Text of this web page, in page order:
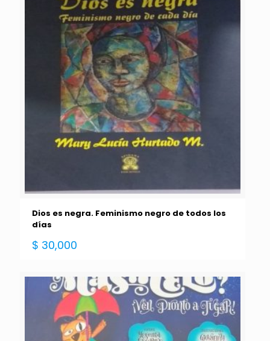
Dios es negra. Feminismo negro de todos los
días
$ 30,000